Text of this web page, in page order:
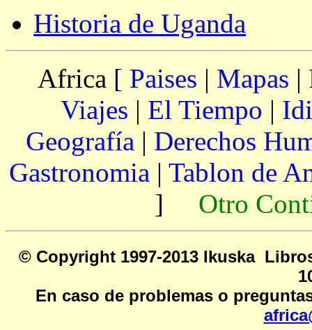
Historia de Uganda
Africa [ Paises | Mapas |
Viajes | El Tiempo |
Geografía | Derechos
Gastronomia | Tablon de
] Otro
© Copyright 1997-2013
En caso de problemas o